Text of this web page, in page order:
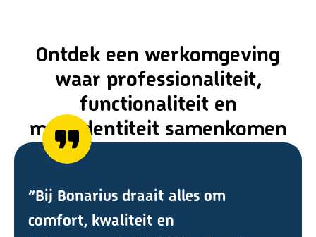
Ontdek een werkomgeving
waar professionaliteit,
functionaliteit en
merkidentiteit samenkomen
“Bij Bonarius draait alles om
comfort, kwaliteit en